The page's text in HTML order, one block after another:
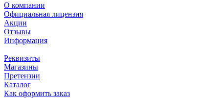
О компании
Официальная лицензия
Акции
Отзывы
Информация
Реквизиты
Магазины
Претензии
Каталог
Как оформить заказ